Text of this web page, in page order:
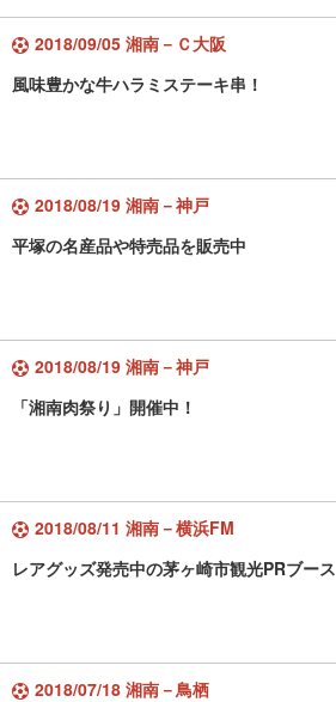
2018/09/05 湘南－Ｃ大阪
風味豊かな牛ハラミステーキ串！
2018/08/19 湘南－神戸
平塚の名産品や特売品を販売中
2018/08/19 湘南－神戸
「湘南肉祭り」開催中！
2018/08/11 湘南－横浜FM
レアグッズ発売中の茅ヶ崎市観光PRブース
2018/07/18 湘南－鳥栖